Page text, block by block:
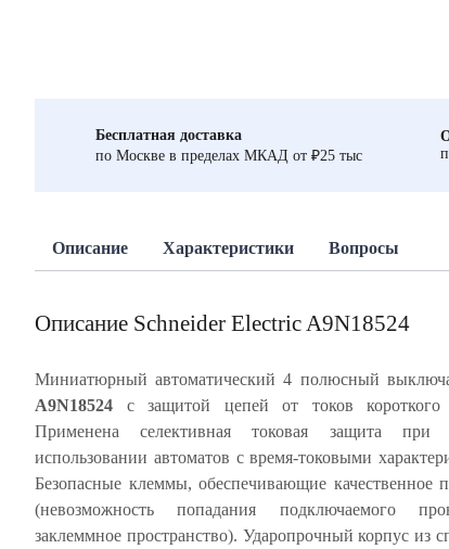
Бесплатная доставка
по Москве в пределах МКАД от ₽25 тыс
Описание Характеристики Вопросы
Описание Schneider Electric A9N18524
Миниатюрный автоматический 4 полюсный
A9N18524 с защитой цепей от токов короткого
Применена селективная токовая защита при
использовании автоматов с время-токовыми
Безопасные клеммы, обеспечивающие качественное
(невозможность попадания подключаемого
заклеммное пространство). Ударопрочный корпус из
монолитной лицевой панелью обеспечивает
срабатывание автомата без изменения его
корпусе имеется место для этикеток.
осуществляется сверху или снизу. Частота цепи 50/